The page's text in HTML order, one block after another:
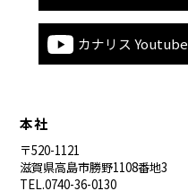
カナリス Youtube
本社
〒520-1121
滋賀県高島市勝野1108番地3
TEL.0740-36-0130